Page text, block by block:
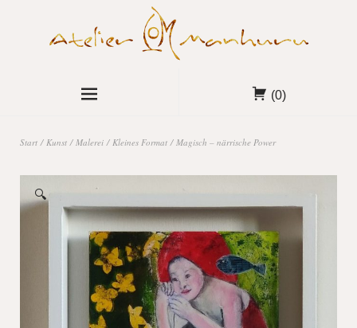
(0)
Start / Kunst / Malerei / Kleines Format / Magisch – närrische Power
🔍